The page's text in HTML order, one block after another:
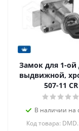
Замок для 1-ой
выдвижной,
507-11 CR
В наличии на
Код товара: